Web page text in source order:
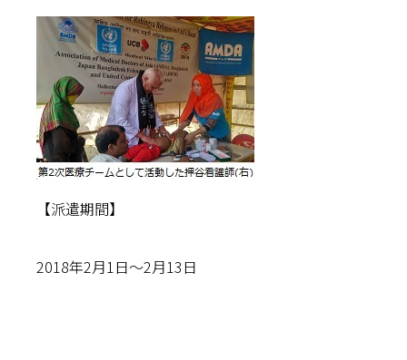
【派遣期間】
2018年2月1日～2月13日